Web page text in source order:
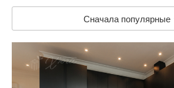
Сначала популярные